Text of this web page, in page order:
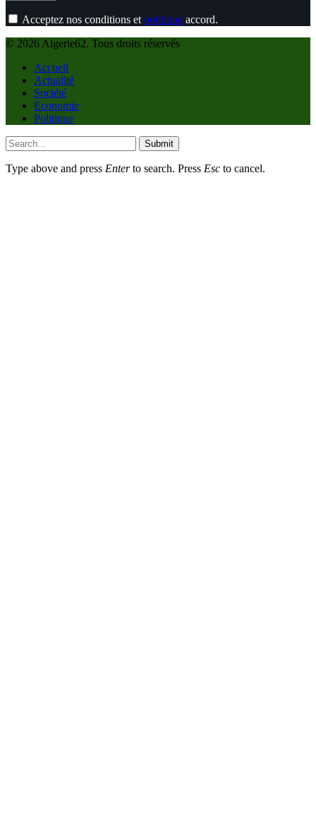
Acceptez nos conditions et politique accord.
© 2026 Algerie62. Tous droits réservés
Accueil
Actualité
Société
Economie
Politique
Submit
Type above and press Enterto search. Press Esc to cancel.